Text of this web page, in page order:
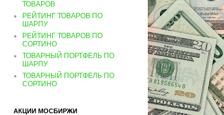
ТОВАРОВ
РЕЙТИНГ ТОВАРОВ ПО
ШАРПУ
РЕЙТИНГ ТОВАРОВ ПО
СОРТИНО
ТОВАРНЫЙ ПОРТФЕЛЬ ПО
ШАРПУ
ТОВАРНЫЙ ПОРТФЕЛЬ ПО
СОРТИНО
АКЦИИ МОСБИРЖИ